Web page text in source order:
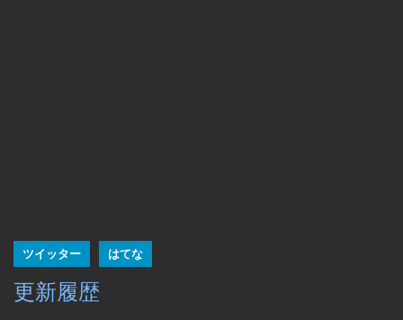
ツイッター はてな
更新履歴